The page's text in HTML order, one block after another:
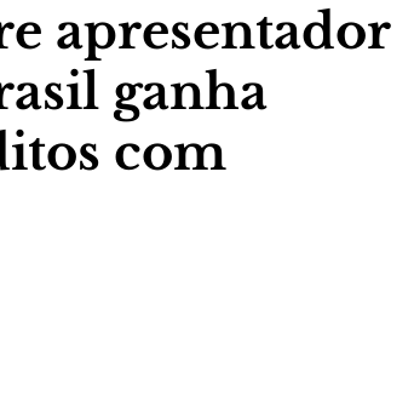
apresentador
ganha
com